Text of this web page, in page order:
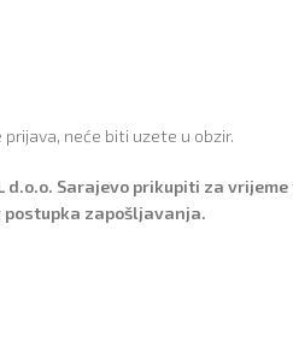
neće biti uzete u obzir.
d.o.o. Sarajevo prikupiti za
postupka zapošljavanja.